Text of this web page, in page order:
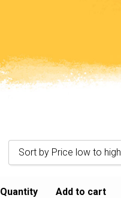
Sort by Price low to high
Quantity Add to cart